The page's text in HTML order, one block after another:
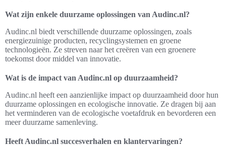
Wat zijn enkele duurzame oplossingen van Audinc.nl?
Audinc.nl biedt verschillende duurzame oplossingen, zoals
energiezuinige producten, recyclingsystemen en groene
technologieën. Ze streven naar het creëren van een groenere
toekomst door middel van innovatie.
Wat is de impact van Audinc.nl op duurzaamheid?
Audinc.nl heeft een aanzienlijke impact op duurzaamheid door hun
duurzame oplossingen en ecologische innovatie. Ze dragen bij aan
het verminderen van de ecologische voetafdruk en bevorderen een
meer duurzame samenleving.
Heeft Audinc.nl succesverhalen en klantervaringen?